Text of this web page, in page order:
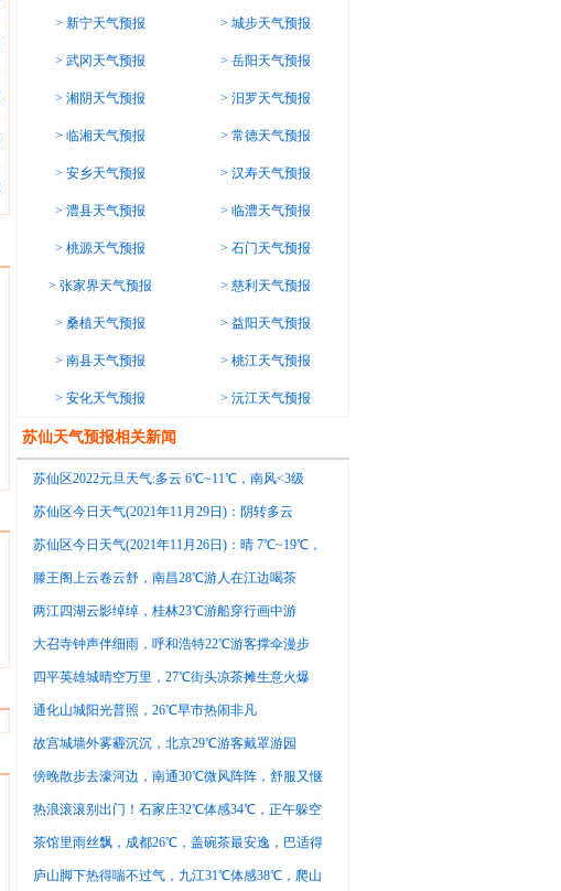
> 新宁天气预报 > 城步天气预报
> 武冈天气预报 > 岳阳天气预报
> 湘阴天气预报 > 汨罗天气预报
> 临湘天气预报 > 常德天气预报
> 安乡天气预报 > 汉寿天气预报
> 澧县天气预报 > 临澧天气预报
> 桃源天气预报 > 石门天气预报
> 张家界天气预报 > 慈利天气预报
> 桑植天气预报 > 益阳天气预报
> 南县天气预报 > 桃江天气预报
> 安化天气预报 > 沅江天气预报
苏仙天气预报相关新闻
苏仙区2022元旦天气:多云 6℃~11℃，南风<3级
苏仙区今日天气(2021年11月29日)：阴转多云
8℃~16℃，东北风转东南风<3级
苏仙区今日天气(2021年11月26日)：晴 7℃~19℃，
北风<3级
滕王阁上云卷云舒，南昌28℃游人在江边喝茶
两江四湖云影绰绰，桂林23℃游船穿行画中游
大召寺钟声伴细雨，呼和浩特22℃游客撑伞漫步
四平英雄城晴空万里，27℃街头凉茶摊生意火爆
通化山城阳光普照，26℃早市热闹非凡
故宫城墙外雾霾沉沉，北京29℃游客戴罩游园
傍晚散步去濠河边，南通30℃微风阵阵，舒服又惬
意
热浪滚滚别出门！石家庄32℃体感34℃，正午躲空
调房
茶馆里雨丝飘，成都26℃，盖碗茶最安逸，巴适得
很
庐山脚下热得喘不过气，九江31℃体感38℃，爬山